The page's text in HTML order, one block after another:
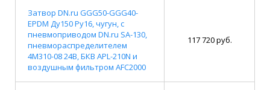
Затвор DN.ru GGG50-GGG40-
EPDM Ду150 Ру16, чугун, с
пневмоприводом DN.ru SA-130,
пневмораспределителем
4M310-08 24В, БКВ APL-210N и
воздушным фильтром AFC2000
117 720 руб.